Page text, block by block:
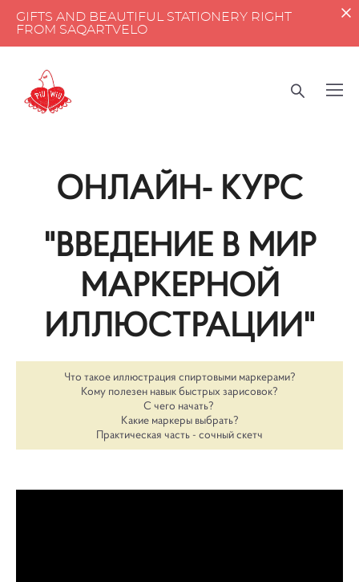
GIFTS AND BEAUTIFUL STATIONERY RIGHT
FROM SAQARTVELO
ОНЛАЙН- КУРС
"ВВЕДЕНИЕ В МИР
МАРКЕРНОЙ
ИЛЛЮСТРАЦИИ"
Что такое иллюстрация спиртовыми маркерами?
Кому полезен навык быстрых зарисовок?
С чего начать?
Какие маркеры выбрать?
Практическая часть - сочный скетч